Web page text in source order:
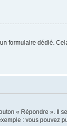
formulaire dédié.
« Répondre ». Il
: vous pouvez